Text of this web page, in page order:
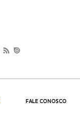
FALE CONOSCO